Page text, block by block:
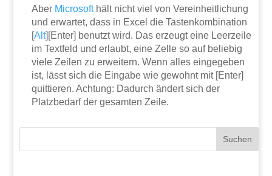
Aber Microsofthält nicht viel von Vereinheitlichung
und erwartet, dass in Excel die Tastenkombination
[Alt][Enter] benutzt wird. Das erzeugt eine Leerzeile
im Textfeld und erlaubt, eine Zelle so auf beliebig
viele Zeilen zu erweitern. Wenn alles eingegeben
ist, lässt sich die Eingabe wie gewohnt mit [Enter]
quittieren. Achtung: Dadurch ändert sich der
Platzbedarf der gesamten Zeile.